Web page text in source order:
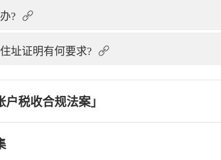
?
址证明有何要求?
户税收合规法案」